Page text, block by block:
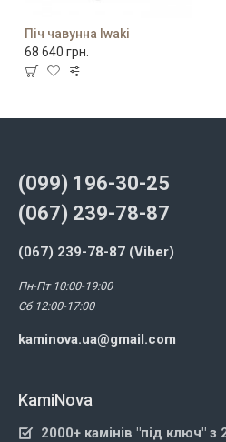
Піч чавунна Iwaki
68 640 грн.
(099) 196-30-25
(067) 239-78-87
(067) 239-78-87 (Viber)
Пн-Пт 10:00-19:00
Сб 12:00-17:00
kaminova.ua@gmail.com
KamiNova
2000+ камінів "під ключ" з